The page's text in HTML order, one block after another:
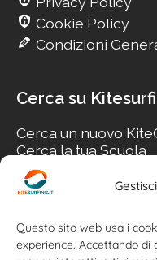
Questo sito web usa i
experience. Accettando di
Cookie Policy
Condizioni
Cerca su
Cerca un nuovo
Cerca la tua Scuola
Cerca il tuo KiteSpot
Cerca
Cerca il tuo Usato